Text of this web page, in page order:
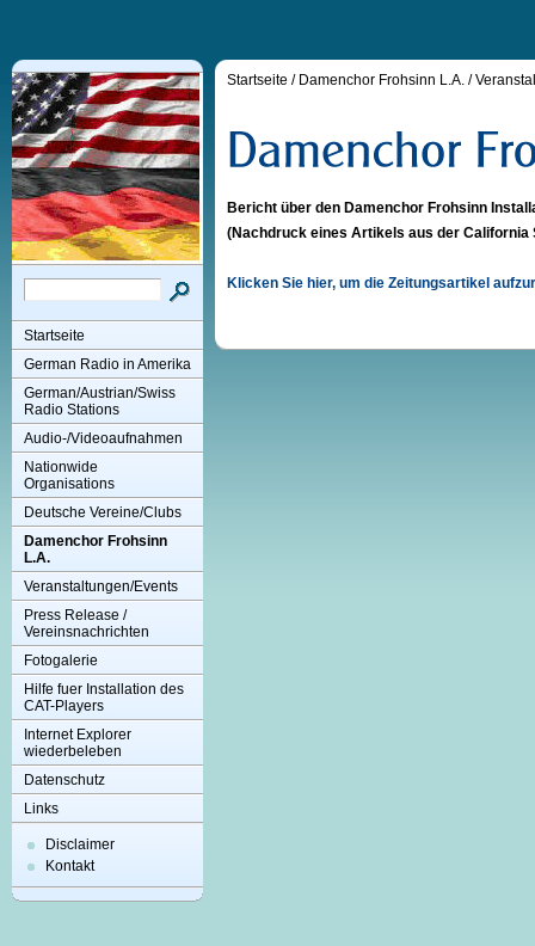
Startseite
German Radio in Amerika
German/Austrian/Swiss
Radio Stations
Audio-/Videoaufnahmen
Nationwide
Organisations
Deutsche Vereine/Clubs
Damenchor Frohsinn
L.A.
Veranstaltungen/Events
Press Release /
Vereinsnachrichten
Fotogalerie
Hilfe fuer Installation des
CAT-Players
Internet Explorer
wiederbeleben
Datenschutz
Links
Disclaimer
Kontakt
Startseite / Damenchor Frohsinn L.A. /
Bericht über den Damenchor Frohsinn
(Nachdruck eines Artikels aus der California
Klicken Sie hier, um die Zeitungsartikel